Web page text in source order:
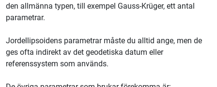
den allmänna typen, till exempel Gauss-Krüger, ett antal
parametrar.
Jordellipsoidens parametrar måste du alltid ange, men de
ges ofta indirekt av det geodetiska datum eller
referenssystem som används.